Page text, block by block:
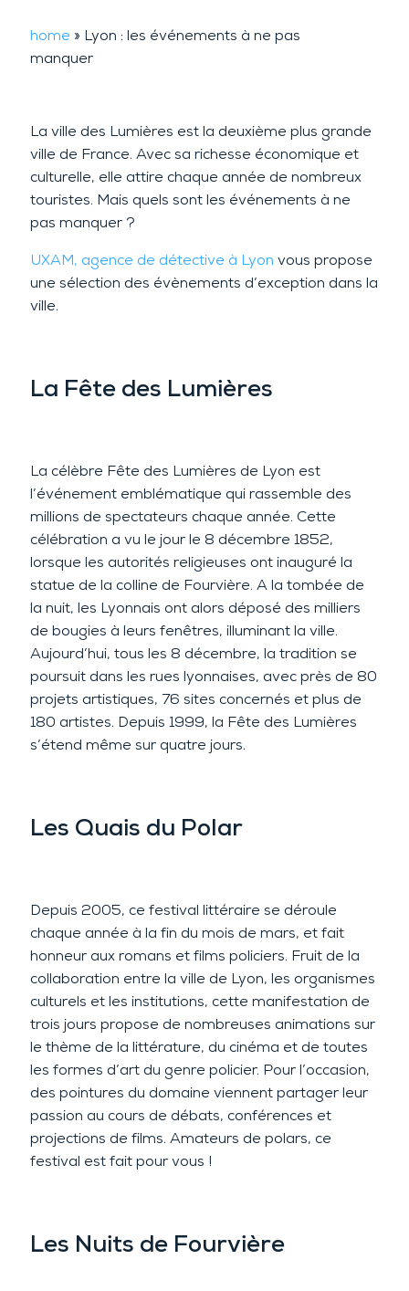
home » Lyon : les événements à ne pas
manquer
La ville des Lumières est la deuxième plus grande
ville de France. Avec sa richesse économique et
culturelle, elle attire chaque année de nombreux
touristes. Mais quels sont les événements à ne
pas manquer ?
UXAM, agence de détective à Lyon vous propose
une sélection des évènements d’exception dans la
ville.
La Fête des Lumières
La célèbre Fête des Lumières de Lyon est
l’événement emblématique qui rassemble des
millions de spectateurs chaque année. Cette
célébration a vu le jour le 8 décembre 1852,
lorsque les autorités religieuses ont inauguré la
statue de la colline de Fourvière. A la tombée de
la nuit, les Lyonnais ont alors déposé des milliers
de bougies à leurs fenêtres, illuminant la ville.
Aujourd’hui, tous les 8 décembre, la tradition se
poursuit dans les rues lyonnaises, avec près de 80
projets artistiques, 76 sites concernés et plus de
180 artistes. Depuis 1999, la Fête des Lumières
s’étend même sur quatre jours.
Les Quais du Polar
Depuis 2005, ce festival littéraire se déroule
chaque année à la fin du mois de mars, et fait
honneur aux romans et films policiers. Fruit de la
collaboration entre la ville de Lyon, les organismes
culturels et les institutions, cette manifestation de
trois jours propose de nombreuses animations sur
le thème de la littérature, du cinéma et de toutes
les formes d’art du genre policier. Pour l’occasion,
des pointures du domaine viennent partager leur
passion au cours de débats, conférences et
projections de films. Amateurs de polars, ce
festival est fait pour vous !
Les Nuits de Fourvière